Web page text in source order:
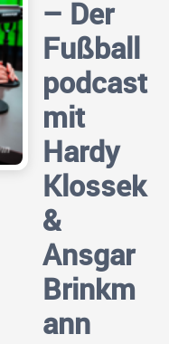
– Der
Fußball
podcast
mit
Hardy
Klossek
&
Ansgar
Brinkm
ann